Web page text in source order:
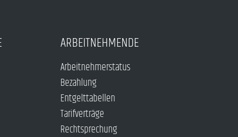
ARBEITNEHMENDE
Arbeitnehmerstatus
Bezahlung
Entgelttabellen
Tarifverträge
Rechtsprechung